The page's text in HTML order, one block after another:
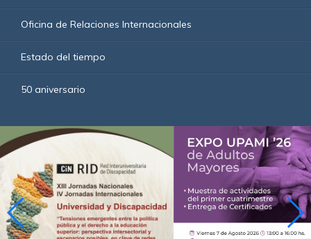
Oficina de Relaciones Internacionales
Estado del tiempo
50 aniversario